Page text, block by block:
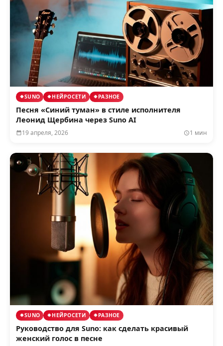
SUNO НЕЙРОСЕТИ РАЗНОЕ
Песня «Синий туман» в стиле исполнителя
Леонид Щербина через Suno AI
19 апреля, 2026 1 мин
SUNO НЕЙРОСЕТИ РАЗНОЕ
Руководство для Suno: как сделать красивый
женский голос в песне